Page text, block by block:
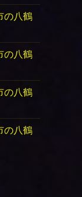
の八鶴
の八鶴
の八鶴
の八鶴